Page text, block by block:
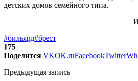
детских домов семейного типа.
#бильярд#брест
175
Поделится VKOK.ruFacebookTwitter
Предыдущая запись